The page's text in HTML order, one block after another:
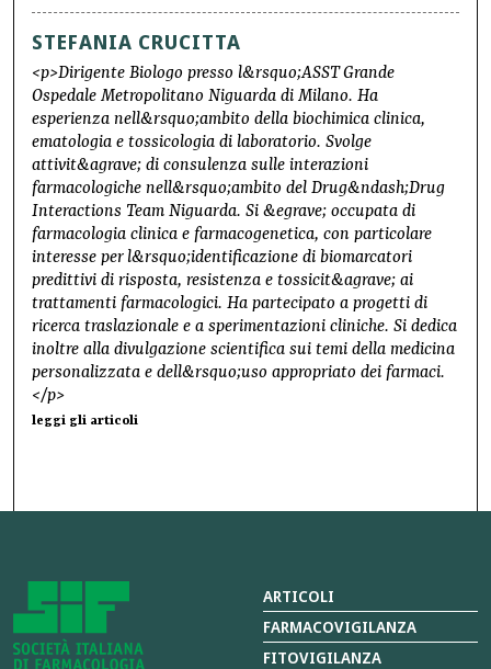
STEFANIA CRUCITTA
<p>Dirigente Biologo presso l&rsquo;ASST Grande
Ospedale Metropolitano Niguarda di Milano. Ha
esperienza nell&rsquo;ambito della biochimica clinica,
ematologia e tossicologia di laboratorio. Svolge
attivit&agrave; di consulenza sulle interazioni
farmacologiche nell&rsquo;ambito del Drug&ndash;Drug
Interactions Team Niguarda. Si &egrave; occupata di
farmacologia clinica e farmacogenetica, con particolare
interesse per l&rsquo;identificazione di biomarcatori
predittivi di risposta, resistenza e tossicit&agrave; ai
trattamenti farmacologici. Ha partecipato a progetti di
ricerca traslazionale e a sperimentazioni cliniche. Si dedica
inoltre alla divulgazione scientifica sui temi della medicina
personalizzata e dell&rsquo;uso appropriato dei farmaci.
</p>
leggi gli articoli
ARTICOLI
FARMACOVIGILANZA
FITOVIGILANZA